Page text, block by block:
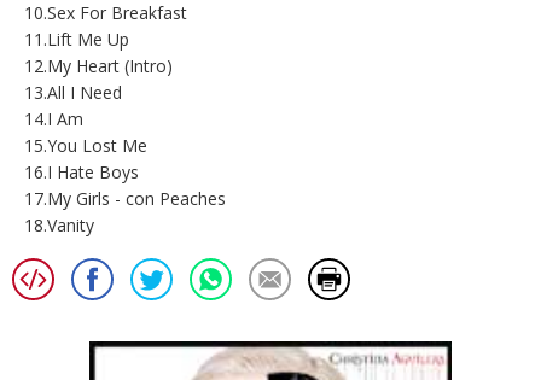
10.Sex For Breakfast
11.Lift Me Up
12.My Heart (Intro)
13.All I Need
14.I Am
15.You Lost Me
16.I Hate Boys
17.My Girls - con Peaches
18.Vanity